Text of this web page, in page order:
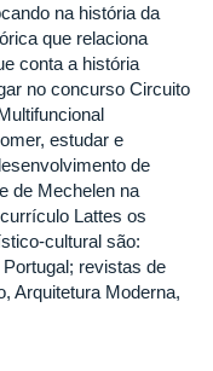
na história da
que relaciona
conta a história
no concurso Circuito
estudar e
de
de Mechelen na
Lattes os
cultural são:
revistas de
Arquitetura Moderna,